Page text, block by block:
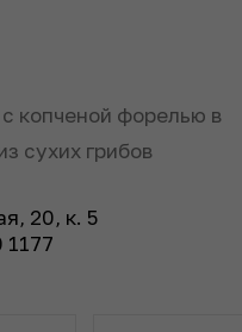
копченой форелью в
сухих грибов
20, к. 5
1177